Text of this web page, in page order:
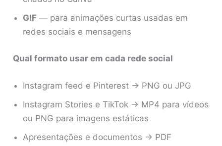
GIF — para animações curtas usadas em
redes sociais e mensagens
Qual formato usar em cada rede social
Instagram feed e Pinterest → PNG ou JPG
Instagram Stories e TikTok → MP4 para vídeos
ou PNG para imagens estáticas
Apresentações e documentos → PDF